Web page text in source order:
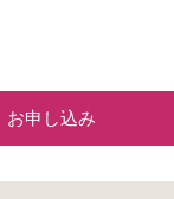
お申し込み